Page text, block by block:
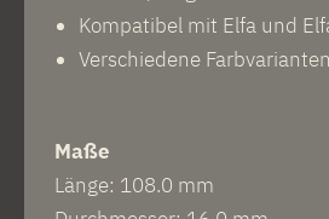
Kompatibel mit Elfa und
Verschiedene Farbvarianten
Maße
Länge: 108.0 mm